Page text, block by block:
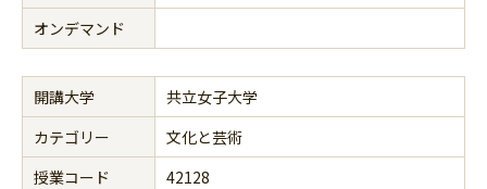
オンデマンド
開講大学
共立女子大学
カテゴリー
文化と芸術
授業コード
42128